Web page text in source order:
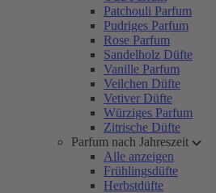
Patchouli Parfum
Pudriges Parfum
Rose Parfum
Sandelholz Düfte
Vanille Parfum
Veilchen Düfte
Vetiver Düfte
Würziges Parfum
Zitrische Düfte
Parfum nach Jahreszeit
Alle anzeigen
Frühlingsdüfte
Herbstdüfte